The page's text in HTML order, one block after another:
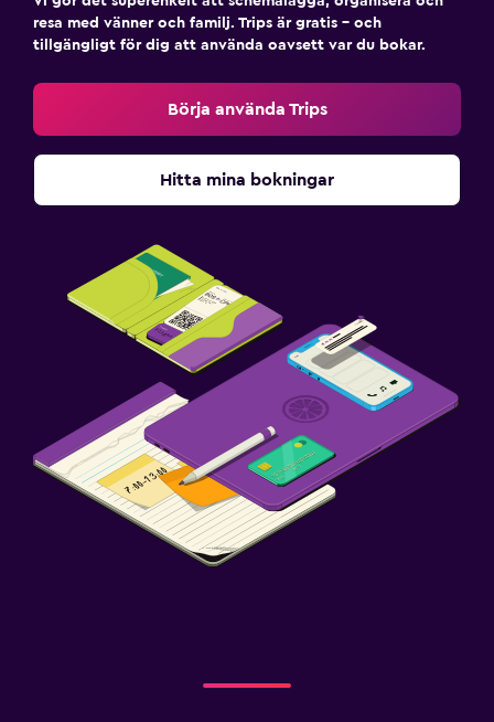
resa med vänner och familj. Trips är gratis – och
tillgängligt för dig att använda oavsett var du bokar.
Börja använda Trips
Hitta mina bokningar